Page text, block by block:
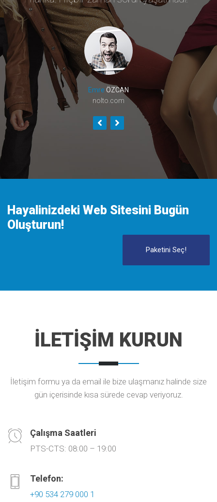
Emre ÖZCAN
nolto.com
Hayalinizdeki Web Sitesini Bugün
Oluşturun!
Paketini Seç!
İLETİŞİM KURUN
İletişim formu ya da email ile bize ulaşmanız halinde size
gün içerisinde kısa sürede cevap veriyoruz.
Çalışma Saatleri
PTS-CTS: 08:00 – 19:00
Telefon:
+90 534 279 000 1